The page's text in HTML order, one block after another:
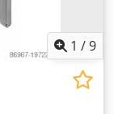
1 /9